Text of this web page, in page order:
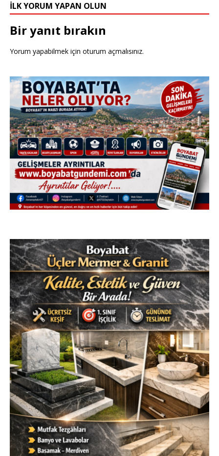
k
İLK YORUM YAPAN OLUN
Bir yanıt bırakın
Yorum yapabilmek için oturum açmalısınız.